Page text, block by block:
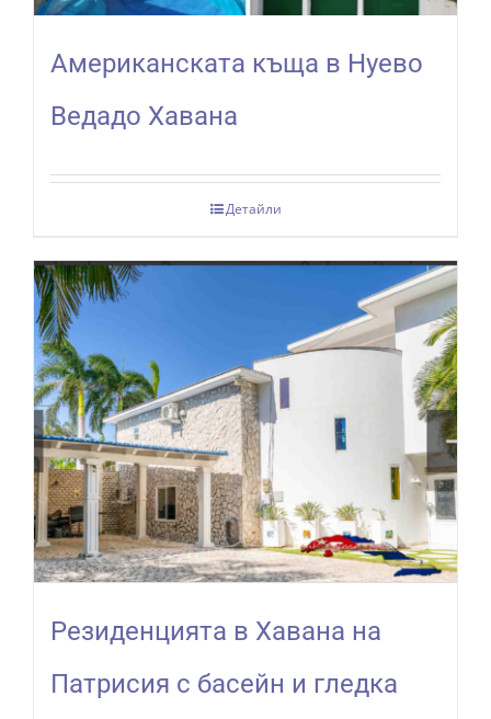
Aмериканската къща в Нуево
Ведадо Хавана
Детайли
Резиденцията в Хавана на
Патрисия с басейн и гледка